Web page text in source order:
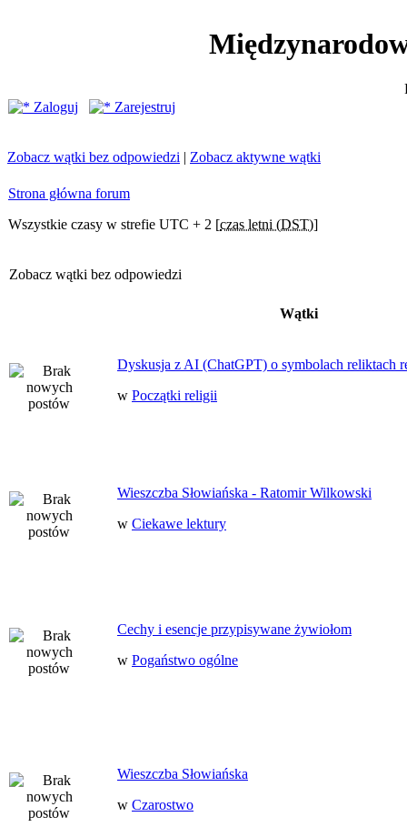
Zaloguj
Zarejestruj
Zobacz wątki bez odpowiedzi | Zobacz aktywne wątki
Strona główna forum
Wszystkie czasy w strefie UTC + 2 [czas letni (DST)]
Zobacz wątki bez odpowiedzi
Wątki
Dyskusja z AI (ChatGPT) o symbolach reliktach
w Początki religii
Wieszczba Słowiańska - Ratomir Wilkowski
w Ciekawe lektury
Cechy i esencje przypisywane żywiołom
w Pogaństwo ogólne
Wieszczba Słowiańska
w Czarostwo